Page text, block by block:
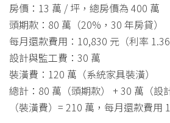
房價：13 萬 / 坪，總房價為 400 萬
頭期款：80 萬（20%，30 年房貸）
每月還款費用：10,830 元（利率 1.36
設計與監工費：30 萬
裝潢費：120 萬（系統家具裝潢）
總計：80 萬（頭期款） + 30 萬（設
（裝潢費）= 210 萬，每月還款費用